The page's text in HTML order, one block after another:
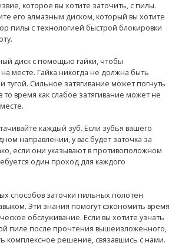
которое вы хотите заточить, с пилы.
его алмазным диском, который вы хотите
пилы с технологией быстрой блокировки
диск с помощью гайки, чтобы
месте. Гайка никогда не должна быть
тугой. Сильное затягивание может погнуть
время как слабое затягивание может не
каждый зуб. Если зубья вашего
направлении, у вас будет заточка за
если они указывают в противоположном
один проход для каждого
способов заточки пильных полотен
Эти знания помогут сэкономить время
обслуживание. Если вы хотите узнать
пиле после прочтения вышеизложенного,
комплексное решение, связавшись с нами.